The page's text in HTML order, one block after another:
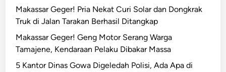
Makassar Geger! Pria Nekat Curi Solar dan Dongkrak
Truk di Jalan Tarakan Berhasil Ditangkap
Makassar Geger! Geng Motor Serang Warga
Tamajene, Kendaraan Pelaku Dibakar Massa
5 Kantor Dinas Gowa Digeledah Polisi, Ada Apa di